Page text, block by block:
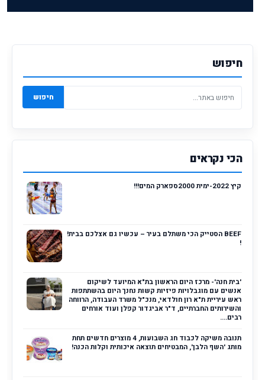
חיפוש
חיפוש
הכי נקראים
קיץ 2022-ימית 2000ספארק המים!!!
BEEF הסטייק הכי משתלם בעיר – עכשיו גם אצלכם בבית!
!
'בית חנה'- מרכז היום הראשון בת"א המיועד לשיקום
אנשים עם מוגבלויות פיזיות קשות נחנך היום בהשתתפות
ראש עיריית ת"א רון חולדאי, מנכ"ל משרד העבודה, הרווחה
והשירותים החברתיים, ד"ר אביגדור קפלן ועוד אורחים
רבים....
תנובה משיקה לכבוד חג השבועות, 4 מוצרים חדשים תחת
מותג 'השף הלבן', המבטיחים תוצאה איכותית וקלות הכנה!